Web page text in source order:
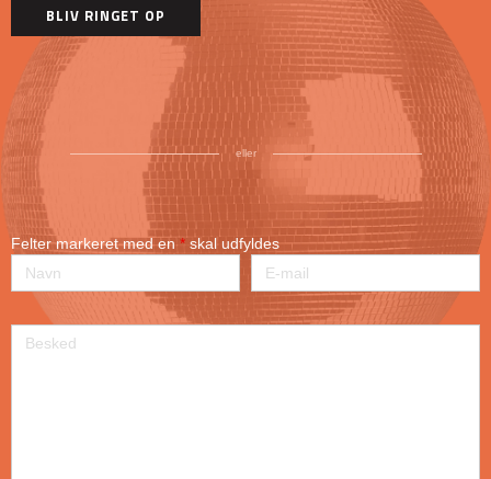
eller
Felter markeret med en*skal udfyldes